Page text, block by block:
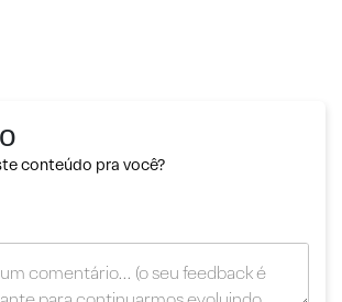
conteúdo pra você?